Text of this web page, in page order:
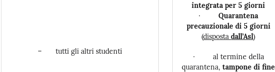
– tutti gli altri studenti
integrata per 5 giorni
·Quarantena
precauzionale di 5 giorni
(dispostadall’Asl)
· al termine della
quarantena,tampone di fine